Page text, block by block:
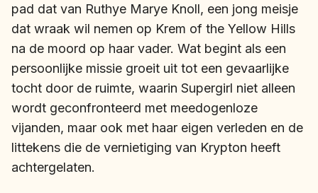
pad dat van Ruthye Marye Knoll, een jong meisje
dat wraak wil nemen op Krem of the Yellow Hills
na de moord op haar vader. Wat begint als een
persoonlijke missie groeit uit tot een gevaarlijke
tocht door de ruimte, waarin Supergirl niet alleen
wordt geconfronteerd met meedogenloze
vijanden, maar ook met haar eigen verleden en de
littekens die de vernietiging van Krypton heeft
achtergelaten.